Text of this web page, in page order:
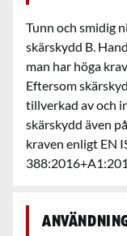
Tunn och smidig
skärskydd B.
man har höga
Eftersom
tillverkad av och
skärskydd även
kraven enligt EN